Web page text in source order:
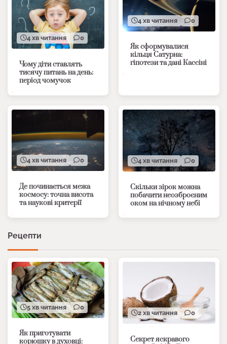
4 хв читання 0
Чому діти ставлять
тисячу питань на день:
період чомучок
4 хв читання 0
Як сформувалися
кільця Сатурна:
гіпотези та дані Кассіні
4 хв читання 0
Де починається межа
космосу: точна висота
та наукові критерії
4 хв читання 0
Скільки зірок можна
побачити неозброєним
оком на нічному небі
Рецепти
5 хв читання 0
Як приготувати
корюшку в духовці:
2 хв читання 0
Секрет яскравого